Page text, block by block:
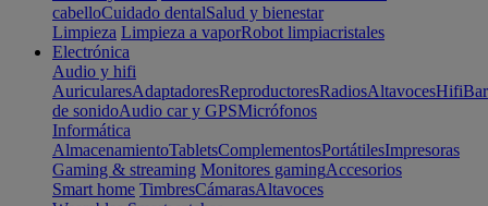
cabelloCuidado dentalSalud y bienestar
Limpieza Limpieza a vaporRobot limpiacristales
Electrónica
Audio y hifi
AuricularesAdaptadoresReproductoresRadiosAltavocesHifi
de sonidoAudio car y GPSMicrófonos
Informática
AlmacenamientoTabletsComplementosPortátilesImpresoras
Gaming & streaming Monitores gamingAccesorios
Smart home TimbresCámarasAltavoces